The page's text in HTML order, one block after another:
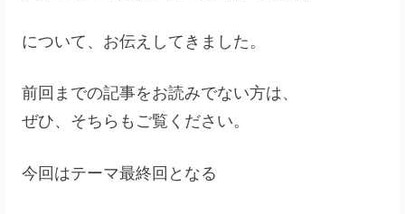
について、お伝えしてきました。
前回までの記事をお読みでない方は、
ぜひ、そちらもご覧ください。
今回はテーマ最終回となる